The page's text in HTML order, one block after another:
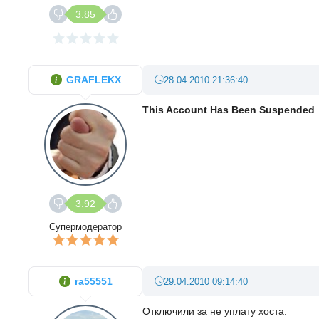
3.85
28.04.2010 21:36:40
This Account Has Been Suspended
GRAFLEKX
3.92
Супермодератор
29.04.2010 09:14:40
Отключили за не уплату хоста.
ra55551